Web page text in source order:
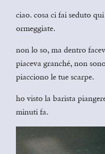
ciao. cosa ci fai seduto
ormeggiate.
non lo so, ma dentro
piaceva granché, non
piacciono le tue scarpe.
ho visto la barista
minuti fa.